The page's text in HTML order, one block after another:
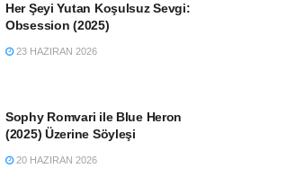
Her Şeyi Yutan Koşulsuz Sevgi:
Obsession (2025)
23 HAZIRAN 2026
Sophy Romvari ile Blue Heron
(2025) Üzerine Söyleşi
20 HAZIRAN 2026